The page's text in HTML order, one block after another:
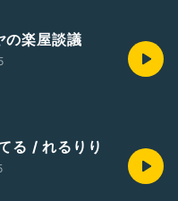
楽屋談議
る / れるりり